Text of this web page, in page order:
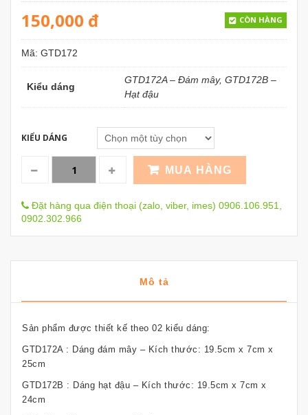
150,000 đ CÒN HÀNG
Mã: GTD172
Kiểu dáng
GTD172A – Đám mây, GTD172B –
Hạt đậu
KIỂU DÁNG
MUA HÀNG
Đặt hàng qua điện thoại (zalo, viber, imes) 0906.106.951,
0902.302.966
Mô tả
Sản phẩm được thiết kế theo 02 kiểu dáng:
GTD172A : Dáng đám mây – Kích thước: 19.5cm x 7cm x
25cm
GTD172B : Dáng hạt đậu – Kích thước: 19.5cm x 7cm x
24cm